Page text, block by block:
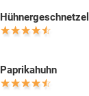
Paprikahuhn